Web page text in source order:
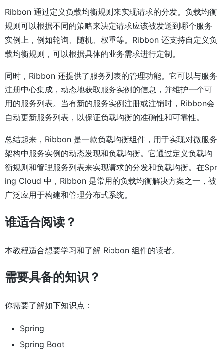
Ribbon 通过定义负载均衡规则来实现请求的分发。负载均衡
规则可以根据不同的策略来决定请求应该被发送到哪个服务
实例上，例如轮询、随机、权重等。Ribbon 还支持自定义负
载均衡规则，可以根据具体的业务需求进行定制。
同时，Ribbon 还提供了服务列表的管理功能。它可以与服务
注册中心集成，动态地获取服务实例的信息，并维护一个可
用的服务列表。当有新的服务实例注册或注销时，Ribbon会
自动更新服务列表，以保证负载均衡的准确性和可靠性。
总结起来，Ribbon 是一款负载均衡组件，用于实现对微服务
架构中服务实例的动态发现和负载均衡。它通过定义负载均
衡规则和管理服务列表来实现请求的分发和负载均衡。在Spr
ing Cloud 中，Ribbon 是常用的负载均衡解决方案之一，被
广泛应用于构建和管理分布式系统。
谁适合阅读？
本教程适合想要学习和了解 Ribbon 组件的读者。
需要具备的知识？
你需要了解如下知识点：
Spring
Spring Boot